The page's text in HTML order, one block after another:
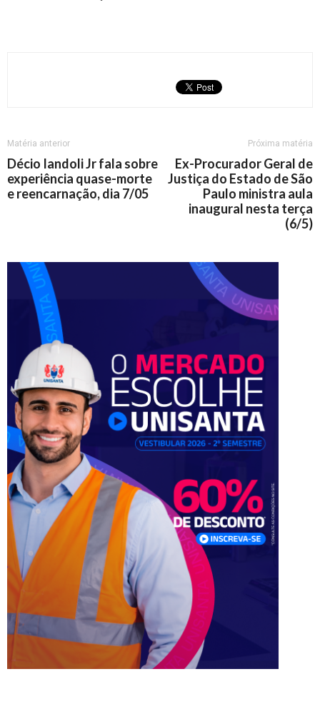
Matéria anterior
Décio Iandoli Jr fala sobre
experiência quase-morte
e reencarnação, dia 7/05
Próxima matéria
Ex-Procurador Geral de
Justiça do Estado de São
Paulo ministra aula
inaugural nesta terça
(6/5)